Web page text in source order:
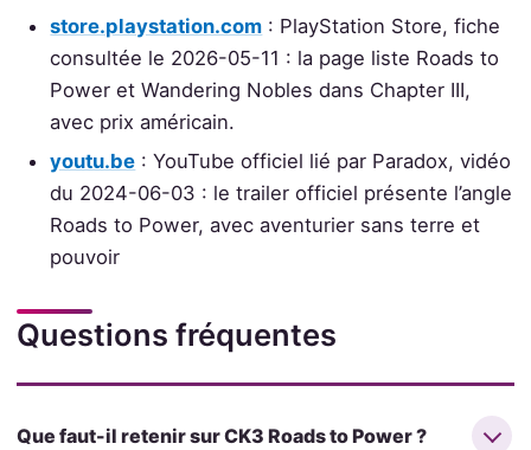
store.playstation.com : PlayStation Store, fiche
consultée le 2026-05-11 : la page liste Roads to
Power et Wandering Nobles dans Chapter III,
avec prix américain.
youtu.be : YouTube officiel lié par Paradox, vidéo
du 2024-06-03 : le trailer officiel présente l’angle
Roads to Power, avec aventurier sans terre et
pouvoir
Questions fréquentes
Que faut-il retenir sur CK3 Roads to Power ?